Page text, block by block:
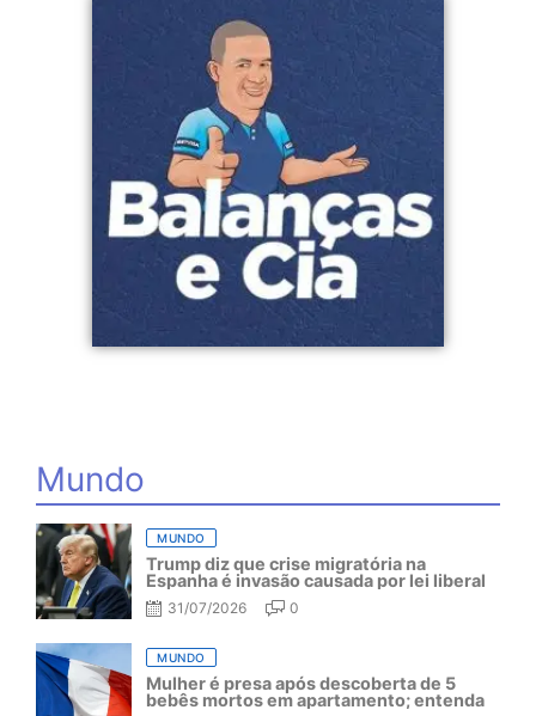
Mundo
MUNDO
Trump diz que crise migratória na
Espanha é invasão causada por lei liberal
31/07/2026 0
MUNDO
Mulher é presa após descoberta de 5
bebês mortos em apartamento; entenda